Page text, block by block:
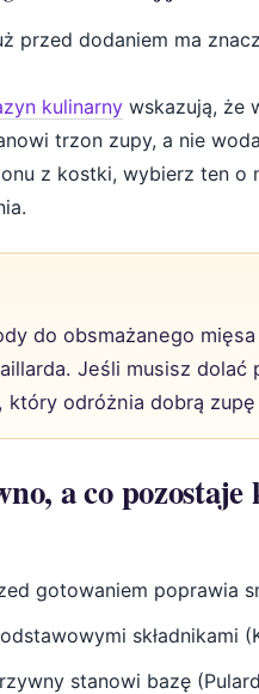
przed dodaniem ma
kulinarny wskazują, że
trzon zupy, a nie
z kostki, wybierz ten
do obsmażanego
Jeśli musisz dolać
który odróżnia dobrą
a co
gotowaniem poprawia
składnikami
stanowi bazę